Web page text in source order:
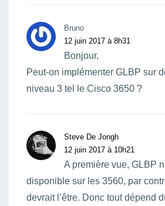
Bruno
12 juin 2017 à 8h31
Bonjour,
Peut-on implémenter GLBP sur
niveau 3 tel le Cisco 3650 ?
Steve De Jongh
12 juin 2017 à 10h21
A première vue, GLBP
disponible sur les 3560, par
devrait l’être. Donc tout dépend